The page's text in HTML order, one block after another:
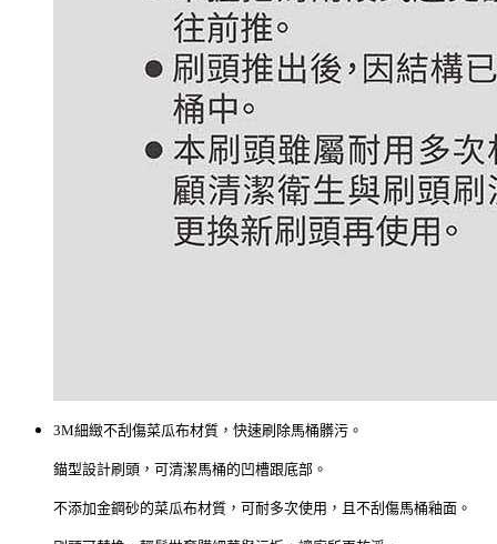
3M細緻不刮傷菜瓜布材質，快速刷除馬桶髒污。
錨型設計刷頭，可清潔馬桶的凹槽跟底部。
不添加金鋼砂的菜瓜布材質，可耐多次使用，且不刮傷馬桶釉面。